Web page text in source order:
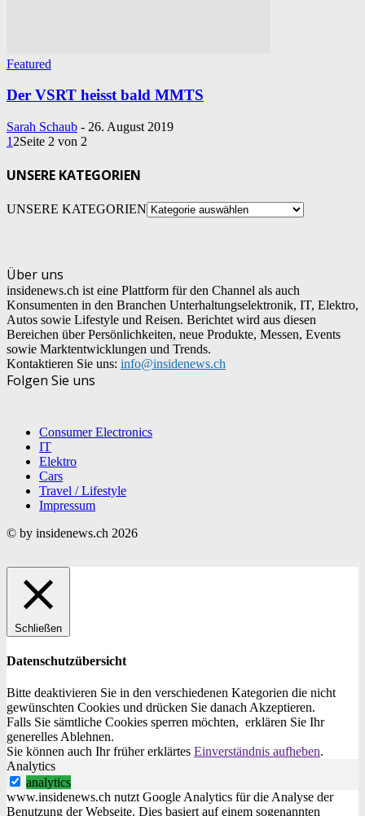
Featured
Der VSRT heisst bald MMTS
Sarah Schaub - 26. August 2019
1 2Seite 2 von 2
UNSERE KATEGORIEN
UNSERE KATEGORIEN
Über uns
insidenews.ch ist eine Plattform für den Channel als auch
Konsumenten in den Branchen Unterhaltungselektronik, IT, Elektro,
Autos sowie Lifestyle und Reisen. Berichtet wird aus diesen
Bereichen über Persönlichkeiten, neue Produkte, Messen, Events
sowie Marktentwicklungen und Trends.
Kontaktieren Sie uns: info@insidenews.ch
Folgen Sie uns
Consumer Electronics
IT
Elektro
Cars
Travel / Lifestyle
Impressum
© by insidenews.ch 2026
Schließen
Datenschutzübersicht
Bitte deaktivieren Sie in den verschiedenen Kategorien die nicht
gewünschten Cookies und drücken Sie danach Akzeptieren.
Falls Sie sämtliche Cookies sperren möchten, erklären Sie Ihr
generelles Ablehnen.
Sie können auch Ihr früher erklärtes Einverständnis aufheben.
Analytics
analytics
www.insidenews.ch nutzt Google Analytics für die Analyse der
Benutzung der Webseite. Dies basiert auf einem sogenannten